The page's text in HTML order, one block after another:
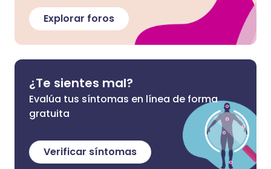
Explorar foros
¿Te sientes mal?
Evalúa tus síntomas en línea de forma
gratuita
Verificar síntomas